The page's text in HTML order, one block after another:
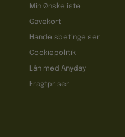
Min Ønskeliste
Gavekort
Handelsbetingelser
Cookiepolitik
Lån med Anyday
Fragtpriser